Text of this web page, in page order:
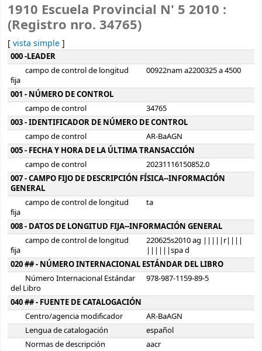
1910 Escuela Provincial N' 5 2010 :
(Registro nro. 34765)
[vista simple]
Detalles MARC
000 -LEADER
campo de control de longitud
fija
00922nam a2200325 a 4500
001 - NÚMERO DE CONTROL
campo de control
34765
003 - IDENTIFICADOR DE NÚMERO DE CONTROL
campo de control
AR-BaAGN
005 - FECHA Y HORA DE LA ÚLTIMA TRANSACCIÓN
campo de control
20231116150852.0
007 - CAMPO FIJO DE DESCRIPCIÓN FÍSICA--INFORMACIÓN
GENERAL
campo de control de longitud
fija
ta
008 - DATOS DE LONGITUD FIJA--INFORMACIÓN GENERAL
campo de control de longitud
fija
220625s2010 ag |||||r||||
||||||spa d
020 ## - NÚMERO INTERNACIONAL ESTÁNDAR DEL LIBRO
Número Internacional Estándar
del Libro
978-987-1159-89-5
040 ## - FUENTE DE CATALOGACIÓN
Centro/agencia modificador
AR-BaAGN
Lengua de catalogación
español
Normas de descripción
aacr